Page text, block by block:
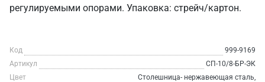
регулируемыми опорами. Упаковка: стрейч/картон.
Код
999-9169
Артикул
СП-10/8-БР-ЭК
Цвет
Столешница- нержавеющая сталь,